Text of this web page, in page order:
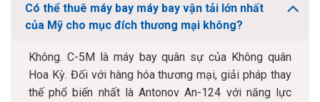
Có thể thuê máy bay máy bay vận tải lớn nhất
của Mỹ cho mục đích thương mại không?
Không. C-5M là máy bay quân sự của Không quân
Hoa Kỳ. Đối với hàng hóa thương mại, giải pháp thay
thế phổ biến nhất là Antonov An-124 với năng lực